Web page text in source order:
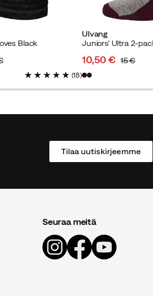
Black
(18)
Ulvang
Juniors' Ultra 2-
discounted
price
10,50 €
original
price
15 €
Tilaa uutiskirjeemme
Seuraa meitä